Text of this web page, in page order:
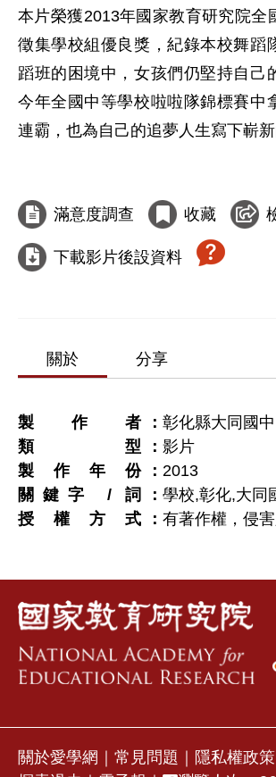
本片榮獲2013年國家教育研究院全
徵集學校組優良獎，紀錄本校舞蹈
蹈班的困境中，女孩們仍堅持自己
今年全國中等學校啦啦隊錦標賽中
連霸，也為自己的追夢人生寫下嶄新
滿意度調查 收藏
下載影片後設資料
關於 分享
製作者
彰化縣大同國中
類型
影片
製作年份
2013
關鍵字 / 詞
學校,彰化,大同
授權方式
有著作權，侵
關於愛學網 常見問題 隱私權政策